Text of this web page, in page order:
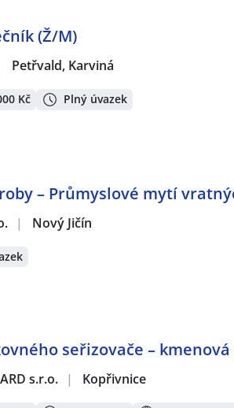
(Ž/M)
Petřvald, Karviná
Kč Plný úvazek
– Průmyslové mytí
| Nový Jičín
seřizovače –
s.r.o. | Kopřivnice